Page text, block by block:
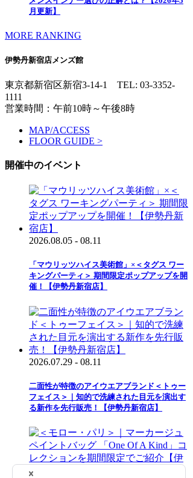
月更新】
MORE RANKING
伊勢丹新宿店メンズ館
東京都新宿区新宿3-14-1 TEL: 03-3352-
1111
営業時間：午前10時～午後8時
MAP/ACCESS
FLOOR GUIDE >
開催中のイベント
2026.08.05 - 08.11
「マウリッツハイス美術館」×＜タグス ワー
キングパーティ＞ 期間限定ポップアップを開
催！【伊勢丹新宿店】
2026.07.29 - 08.11
二面性が特徴のアイウエアブランド＜トゥー
フェイス＞｜知的で洗練された目元を演出す
る新作を先行販売！【伊勢丹新宿店】